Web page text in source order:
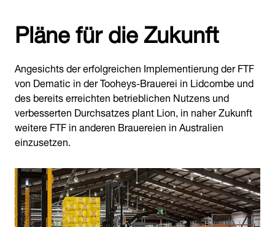
Pläne für die Zukunft
Angesichts der erfolgreichen Implementierung der FTF
von Dematic in der Tooheys-Brauerei in Lidcombe und
des bereits erreichten betrieblichen Nutzens und
verbesserten Durchsatzes plant Lion, in naher Zukunft
weitere FTF in anderen Brauereien in Australien
einzusetzen.